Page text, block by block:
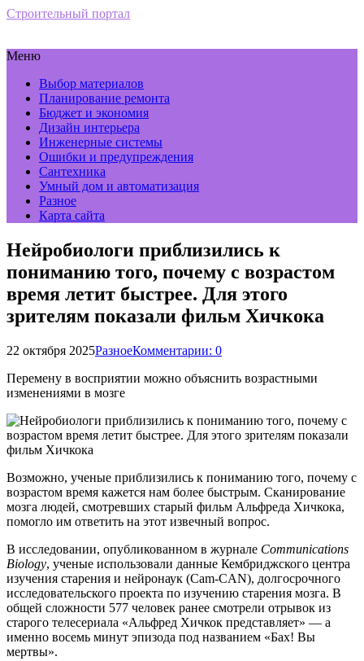
Строительный портал
Меню
Выбор материалов
Планирование ремонта
Бюджет и экономия
Дизайн интерьера
Инженерные системы
Ошибки и предупреждения
Сантехника
Умный дом и автоматизация
Разное
Карта сайта
Нейробиологи приблизились к
пониманию того, почему с возрастом
время летит быстрее. Для этого
зрителям показали фильм Хичкока
22 октября 2025РазноеКомментарии: 0
Перемену в восприятии можно объяснить возрастными
изменениями в мозге
Возможно, ученые приблизились к пониманию того, почему с
возрастом время кажется нам более быстрым. Сканирование
мозга людей, смотревших старый фильм Альфреда Хичкока,
помогло им ответить на этот извечный вопрос.
В исследовании, опубликованном в журнале Communications
Biology, ученые использовали данные Кембриджского центра
изучения старения и нейронаук (Cam-CAN), долгосрочного
исследовательского проекта по изучению старения мозга. В
общей сложности 577 человек ранее смотрели отрывок из
старого телесериала «Альфред Хичкок представляет» — а
именно восемь минут эпизода под названием «Бах! Вы
мертвы».